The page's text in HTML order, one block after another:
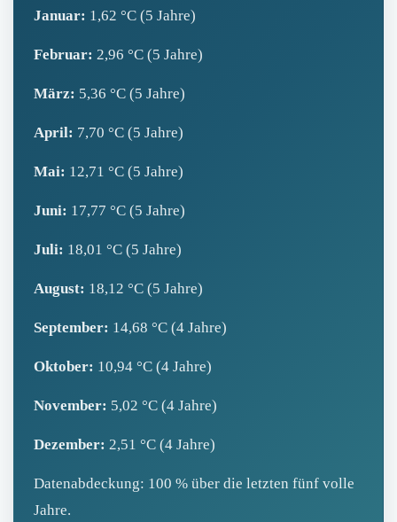
Januar: 1,62 °C (5 Jahre)
Februar: 2,96 °C (5 Jahre)
März: 5,36 °C (5 Jahre)
April: 7,70 °C (5 Jahre)
Mai: 12,71 °C (5 Jahre)
Juni: 17,77 °C (5 Jahre)
Juli: 18,01 °C (5 Jahre)
August: 18,12 °C (5 Jahre)
September: 14,68 °C (4 Jahre)
Oktober: 10,94 °C (4 Jahre)
November: 5,02 °C (4 Jahre)
Dezember: 2,51 °C (4 Jahre)
Datenabdeckung: 100 % über die letzten fünf volle
Jahre.